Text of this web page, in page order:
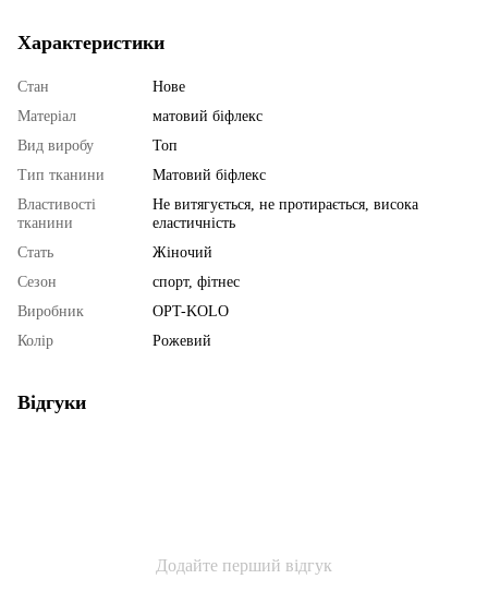
Характеристики
Стан
Нове
Матеріал
матовий біфлекс
Вид виробу
Топ
Тип тканини
Матовий біфлекс
Властивості
тканини
Не витягується, не протирається, висока
еластичність
Стать
Жіночий
Сезон
спорт, фітнес
Виробник
OPT-KOLO
Колір
Рожевий
Відгуки
Додайте перший відгук